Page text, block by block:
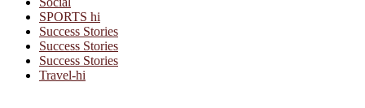
SPORTS hi
Success Stories
Success Stories
Success Stories
Travel-hi